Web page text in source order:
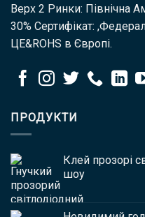
Верх 2 Ринки: Північна
30% Сертифікат:
ЦЕ&ROHS в Європі.
ПРОДУКТИ
Клей прозорі
шоу